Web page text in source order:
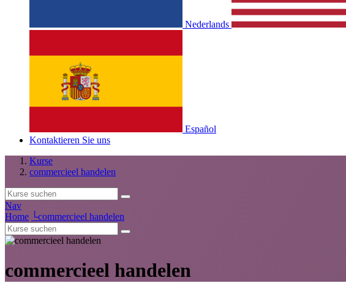
Nederlands
Español
Kontaktieren Sie uns
Kurse
commercieel handelen
Nav
Home └commercieel handelen
commercieel handelen